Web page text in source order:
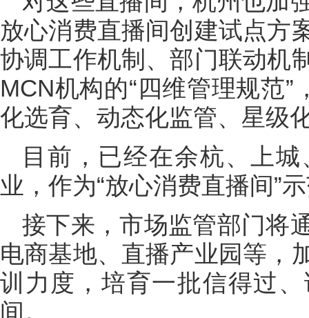
放心消费直播间创建试点方
协调工作机制、部门联动机
MCN机构的“四维管理规范”
化选育、动态化监管、星级
目前，已经在余杭、上
业，作为“放心消费直播间”
接下来，市场监管部门将
电商基地、直播产业园等，
训力度，培育一批信得过
间。